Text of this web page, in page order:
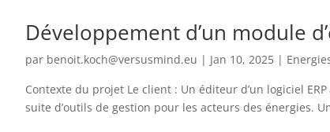
Développement d’un module
par benoit.koch@versusmind.eu | Jan 10, 2025 |
Contexte du projet Le client : Un éditeur d’un logiciel
suite d’outils de gestion pour les acteurs des énergies.